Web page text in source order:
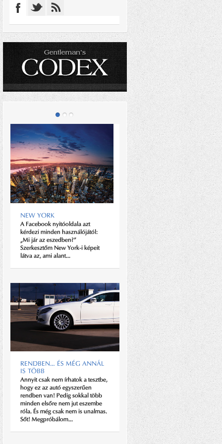
NEW YORK
A Facebook nyitóoldala azt
kérdezi minden használójától:
„Mi jár az eszedben?”
Szerkesztőm New York-i képeit
látva az, ami alant...
RENDBEN… ÉS MÉG ANNÁL
IS TÖBB
Annyit csak nem írhatok a tesztbe,
hogy ez az autó egyszerűen
rendben van! Pedig sokkal több
minden elsőre nem jut eszembe
róla. És még csak nem is unalmas.
Sőt! Megpróbálom...
CSAK A TÖKÉLETES AZ
ELFOGADHATÓ
A Gundel Prestige Brut már
behűtve várja a vendégeket; amíg
megérkeznek, Fabók Mihály
sommelier tart rövid ismertetőt a
hat évig pincében érlelt pezsgőről,
továbbá arról, miként kell a
vendégekkel bánni...
PRESSER GÁBOR
Lehetett volna valaki más, de más
az valaki más lett. Kossuth- és
Erkel-díjas, Érdemes művész.
2004-ben Príma Primissima-díjas.
A UNICEF volt jószolgálati
nagykövete, számos életműdíj
tulajdonosa....